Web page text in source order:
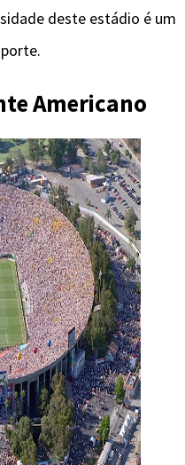
deste estádio é um
Americano